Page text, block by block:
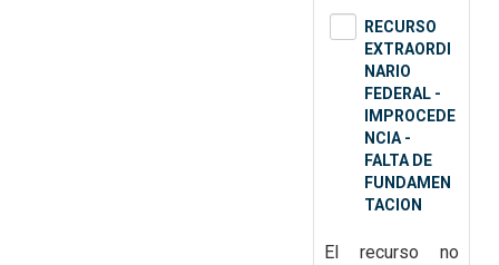
RECURSO
EXTRAORDI
NARIO
FEDERAL -
IMPROCEDE
NCIA -
FALTA DE
FUNDAMEN
TACION
El recurso no